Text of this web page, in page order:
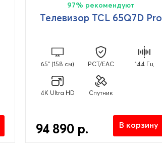
97% рекомендуют
Телевизор TCL 65Q7D Pro
65" (158 см) PCT/EAC 144 Гц
4K Ultra HD Спутник
94 890 р. В корзину